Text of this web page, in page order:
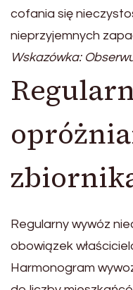
cofania się
nieprzyjemnych
Wskazówka:
Regularny wywóz
obowiązek
Harmonogram